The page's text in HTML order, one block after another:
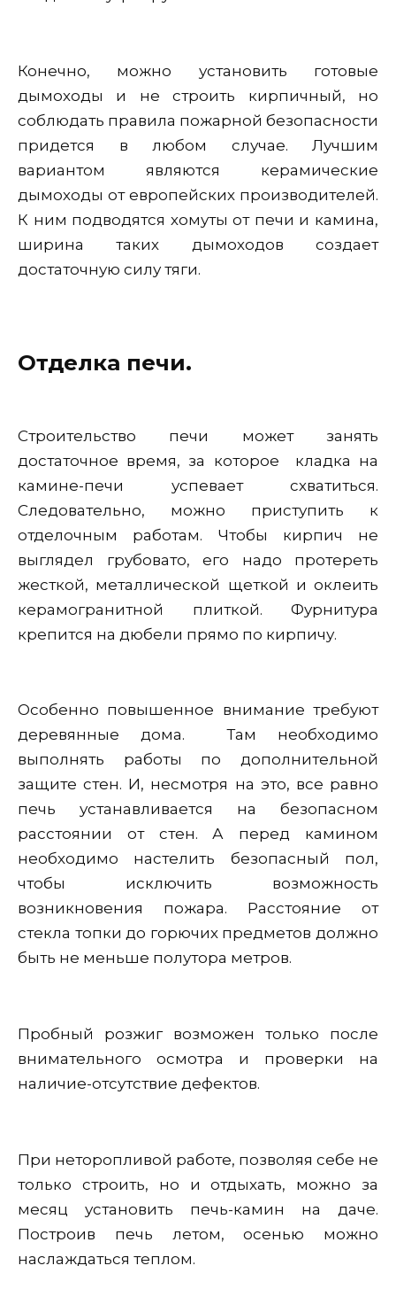
Конечно, можно установить готовые
дымоходы и не строить кирпичный, но
соблюдать правила пожарной безопасности
придется в любом случае. Лучшим
вариантом являются керамические
дымоходы от европейских производителей.
К ним подводятся хомуты от печи и камина,
ширина таких дымоходов создает
достаточную силу тяги.
Отделка печи.
Строительство печи может занять
достаточное время, за которое кладка на
камине-печи успевает схватиться.
Следовательно, можно приступить к
отделочным работам. Чтобы кирпич не
выглядел грубовато, его надо протереть
жесткой, металлической щеткой и оклеить
керамогранитной плиткой. Фурнитура
крепится на дюбели прямо по кирпичу.
Особенно повышенное внимание требуют
деревянные дома. Там необходимо
выполнять работы по дополнительной
защите стен. И, несмотря на это, все равно
печь устанавливается на безопасном
расстоянии от стен. А перед камином
необходимо настелить безопасный пол,
чтобы исключить возможность
возникновения пожара. Расстояние от
стекла топки до горючих предметов должно
быть не меньше полутора метров.
Пробный розжиг возможен только после
внимательного осмотра и проверки на
наличие-отсутствие дефектов.
При неторопливой работе, позволяя себе не
только строить, но и отдыхать, можно за
месяц установить печь-камин на даче.
Построив печь летом, осенью можно
наслаждаться теплом.